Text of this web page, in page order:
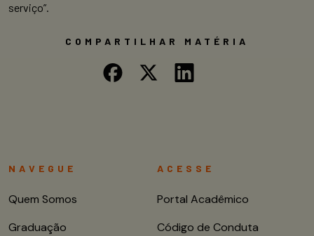
serviço”.
COMPARTILHAR MATÉRIA
NAVEGUE
Quem Somos
Graduação
ACESSE
Portal Acadêmico
Código de Conduta